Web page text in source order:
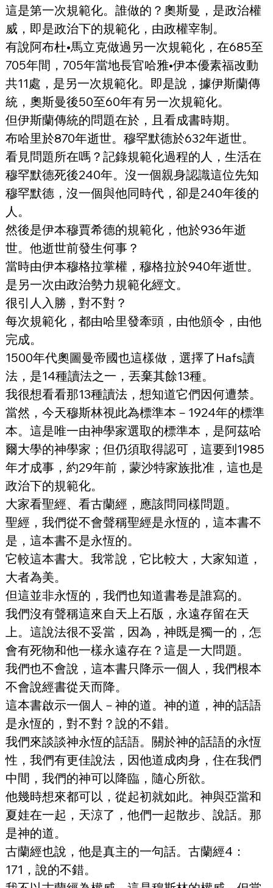
這是第一次規範化。誰做的？奧斯曼，是政治權
威，即是政治下的規範化，由政權宰制。
有說阿布杜•馬立克做過另一次規範化，在685至
705年間，705年當地長官哈雅•伊本優素福改動
共11處，是另一次規範化。即是說，據伊斯蘭傳
統，奧斯曼後50至60年有另一次規範化。
但伊斯蘭傳統的問題在於，且看成書時期。
布哈里於870年逝世。穆罕默德於632年逝世。
看見問題所在嗎？記錄規範化過程的人，生活在
穆罕默德死後240年。沒一個親身認識這位先知
穆罕默德，沒一個與他同時代，卻是240年後的
人。
然後是伊本穆賈希德的規範化，他於936年逝
世。他逝世前發生何事？
當時由伊本穆格拉掌權，穆格拉於940年逝世。
是另一次由政治勢力規範化經文。
很引人入勝，對不對？
每次規範化，都由哈里發牽頭，由他頒令，由他
完成。
1500年代奧圖曼帝國也這樣做，選擇了Hafs讀
法，是14種讀法之一，丟棄其餘13種。
我很想看看那13種讀法，想知道它們因何遭禁。
當然，今天穆斯林視此為標準本－1924年的標準
本。這是唯一由神學家選取的標準本，是阿茲哈
爾大學的神學家；但仍須取得認可，這要到1985
年才成事，約29年前，蒙沙特家族批准，這也是
政治下的規範化。
大家看聖經、看古蘭經，應該問同樣問題。
聖經，我們從不會聲稱聖經是永恆的，這本書不
是，這本書不是永恆的。
它較這本書大。我常說，它比較大，大家知道，
大者為美。
但這並非永恆的，我們也知道書卷是誰寫的。
我們沒有聲稱這來自天上石版，永遠存留在天
上。這說法很不妥當，因為，神既是獨一的，怎
會有死物和他一樣永遠存在？這是一大問題。
我們也不會說，這本書只降示一個人，我們根本
不會說經書從天而降。
這本書啟示一個人－神的道。神的道，神的話語
是永恆的，對不對？說的不錯。
我們來談談神永恆的話語。關於神的話語的永恆
性，我們有更佳說法，因他道成肉身，住在我們
中間，我們的神可以降臨，隨心所欲。
他幾時想來都可以，從起初就如此。神與亞當和
夏娃在一起，天涼了，他們一起散步、說話。那
是神的道。
古蘭經也說，他是真主的一句話。古蘭經4：
171，說的不錯。